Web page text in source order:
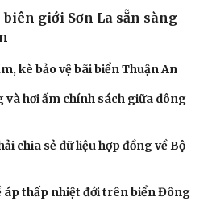
giới Sơn La sẵn sàng
kè bảo vệ bãi biển Thuận An
và hơi ấm chính sách giữa dông
chia sẻ dữ liệu hợp đồng về Bộ
áp thấp nhiệt đới trên biển Đông